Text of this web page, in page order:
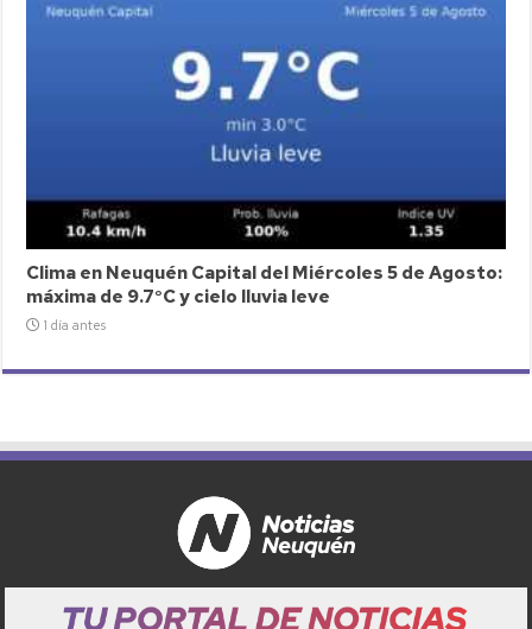
Clima en Neuquén Capital del Miércoles 5 de Agosto:
máxima de 9.7°C y cielo lluvia leve
1 día antes